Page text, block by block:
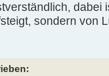
dabei
sondern von